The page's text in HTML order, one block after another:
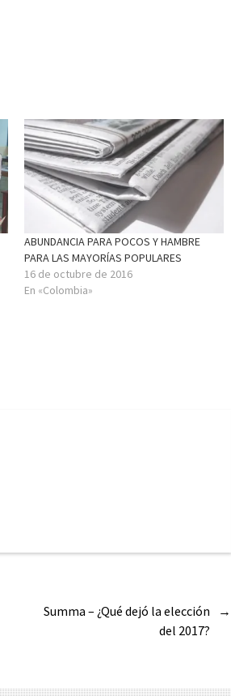
ABUNDANCIA PARA POCOS Y HAMBRE
PARA LAS MAYORÍAS POPULARES
16 de octubre de 2016
En «Colombia»
→
Summa – ¿Qué dejó la elección
del 2017?